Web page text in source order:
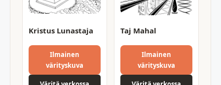
Kristus Lunastaja
Ilmainen
värityskuva
Taj Mahal
Ilmainen
värityskuva